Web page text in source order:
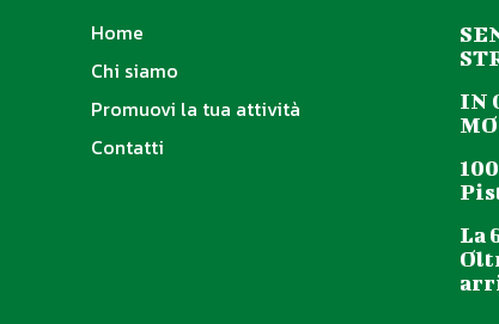
Home
Chi siamo
Promuovi la tua attività
Contatti
IN
La